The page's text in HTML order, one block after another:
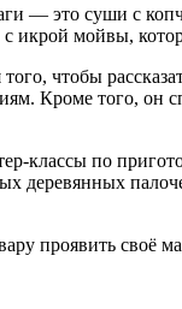
— это суши с
мойвы,
чтобы
Кроме того, он
классы по
проявить своё